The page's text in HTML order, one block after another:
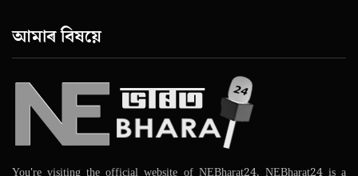
আমাৰ বিষয়ে
You're visiting the official website of NEBharat24. NEBharat24 is a